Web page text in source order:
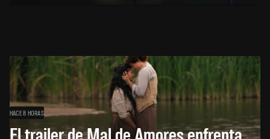
HACE 8 HORAS
El trailer de Mal de Amores enfrenta